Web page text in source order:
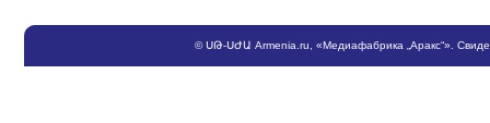
©ՍԹ-ՍԺԱ Armenia.ru , «Медиафабрика „Аракс“».